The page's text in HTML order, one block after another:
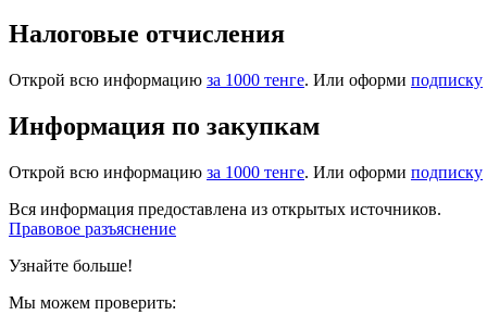
Налоговые отчисления
Открой всю информацию за 1000 тенге. Или оформи подписку
Информация по закупкам
Открой всю информацию за 1000 тенге. Или оформи подписку
Вся информация предоставлена из открытых источников.
Правовое разъяснение
Узнайте больше!
Мы можем проверить: